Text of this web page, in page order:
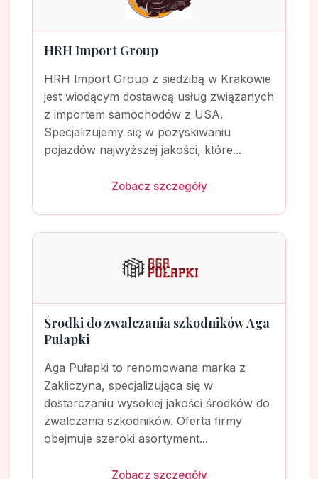
HRH Import Group
HRH Import Group z siedzibą w Krakowie
jest wiodącym dostawcą usług związanych
z importem samochodów z USA.
Specjalizujemy się w pozyskiwaniu
pojazdów najwyższej jakości, które...
Zobacz szczegóły
Środki do zwalczania szkodników Aga
Pułapki
Aga Pułapki to renomowana marka z
Zakliczyna, specjalizująca się w
dostarczaniu wysokiej jakości środków do
zwalczania szkodników. Oferta firmy
obejmuje szeroki asortyment...
Zobacz szczegóły